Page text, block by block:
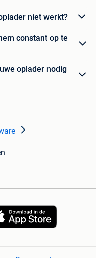
niet werkt?
constant op te
oplader nodig